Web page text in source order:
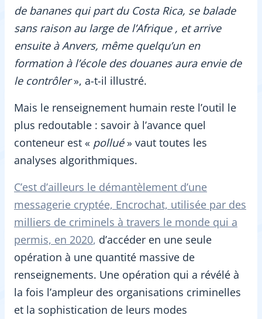
de bananes qui part du Costa Rica, se balade
sans raison au large de l’Afrique , et arrive
ensuite à Anvers, même quelqu’un en
formation à l’école des douanes aura envie de
le contrôler», a-t-il illustré.
Mais le renseignement humain reste l’outil le
plus redoutable : savoir à l’avance quel
conteneur est « pollué» vaut toutes les
analyses algorithmiques.
C’est d’ailleurs le démantèlement d’une
messagerie cryptée, Encrochat, utilisée par des
milliers de criminels à travers le monde qui a
permis, en 2020, d’accéder en une seule
opération à une quantité massive de
renseignements. Une opération qui a révélé à
la fois l’ampleur des organisations criminelles
et la sophistication de leurs modes